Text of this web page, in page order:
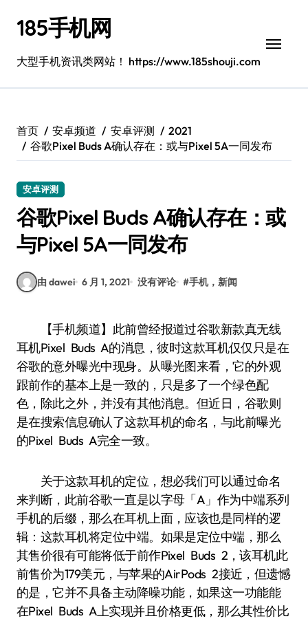
185手机网
大型手机资讯类网站！ https://www.185shouji.com
首页 安卓频道 安卓评测
2021
谷歌Pixel Buds A确认存在：或与Pixel 5A一同发布
安卓评测
谷歌Pixel Buds A确认存在：或
与Pixel 5A一同发布
由 dawei 6 月 1, 2021 没有评论 #手机，新闻
【手机频道】此前曾经报道过谷歌新款真无线
耳机Pixel Buds A的消息，彼时这款耳机仅仅只是在
谷歌的意外曝光中现身。从曝光图来看，它的外观
跟前作的基本上是一致的，只是多了一个绿色配
色，除此之外，并没有其他消息。但近日，谷歌则
是在搜索信息确认了这款耳机的命名，与此前曝光
的Pixel Buds A完全一致。
关于这款耳机的定位，想必我们可以通过命名
来判断，此前谷歌一直是以字母「A」作为中端系列
手机的后缀，那么在耳机上面，应该也是同样的逻
辑：这款耳机将定位中端。如果是定位中端，那么
其售价很有可能将低于前作Pixel Buds 2，该耳机此
前售价为179美元，与苹果的AirPods 2接近，但遗憾
的是，它并不具备主动降噪功能，如果这一功能能
在Pixel Buds A上实现并且价格更低，那么其性价比